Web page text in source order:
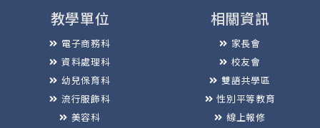
教學單位
電子商務科
資料處理科
幼兒保育科
流行服飾科
美容科
相關資訊
家長會
校友會
雙語共學區
性別平等教育
線上報修